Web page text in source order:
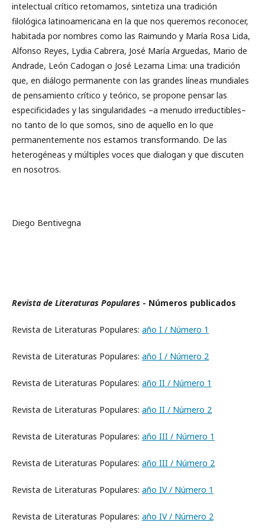
intelectual crítico retomamos, sintetiza una tradición
filológica latinoamericana en la que nos queremos reconocer,
habitada por nombres como las Raimundo y María Rosa Lida,
Alfonso Reyes, Lydia Cabrera, José María Arguedas, Mario de
Andrade, León Cadogan o José Lezama Lima: una tradición
que, en diálogo permanente con las grandes líneas mundiales
de pensamiento crítico y teórico, se propone pensar las
especificidades y las singularidades –a menudo irreductibles–
no tanto de lo que somos, sino de aquello en lo que
permanentemente nos estamos transformando. De las
heterogéneas y múltiples voces que dialogan y que discuten
en nosotros.
Diego Bentivegna
Revista de Literaturas Populares - Números publicados
Revista de Literaturas Populares: año I / Número 1
Revista de Literaturas Populares: año I / Número 2
Revista de Literaturas Populares: año II / Número 1
Revista de Literaturas Populares: año II / Número 2
Revista de Literaturas Populares: año III / Número 1
Revista de Literaturas Populares: año III / Número 2
Revista de Literaturas Populares: año IV / Número 1
Revista de Literaturas Populares: año IV / Número 2